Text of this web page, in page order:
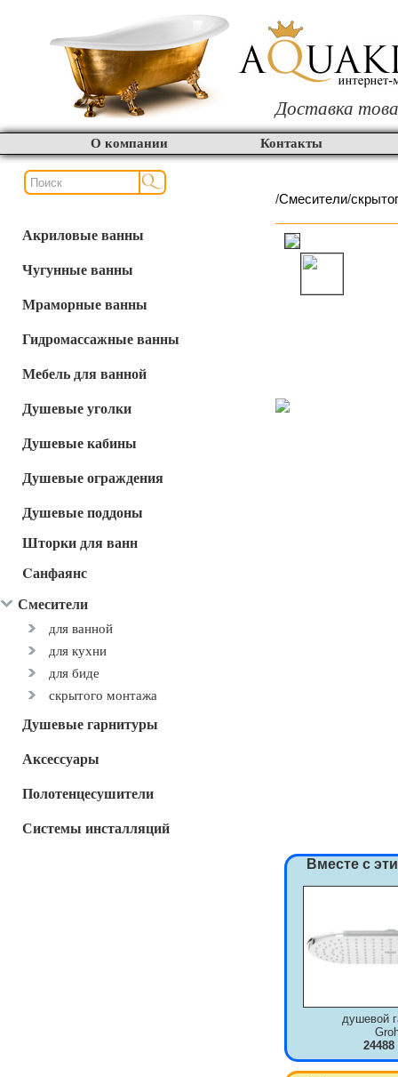
Доставка
О компании Контакты
Акриловые ванны
Чугунные ванны
Мраморные ванны
Гидромассажные ванны
Мебель для ванной
Душевые уголки
Душевые кабины
Душевые ограждения
Душевые поддоны
Шторки для ванн
Cанфаянс
Смесители
для ванной
для кухни
для биде
скрытого монтажа
Душевые гарнитуры
Аксессуары
Полотенцесушители
Системы инсталляций
/Смесители/
Вместе с
душевой
24488